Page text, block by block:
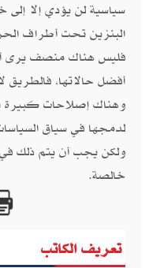
سياسية لن يؤدي إلا
البنزين تحت أطراف
فليس هناك منصف يرى
أفضل حالاتها، فالطريق
وهناك إصلاحات كبيرة
لدمجها في سياق السياسات
ولكن يجب أن يتم ذلك
خالصة.
تعريف الكاتب